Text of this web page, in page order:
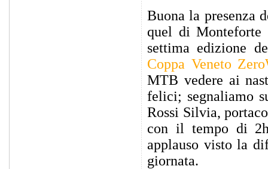
Buona la presenza
quel di
settima edizione
Coppa Veneto
MTB vedere ai
felici; segnaliamo
Rossi Silvia,
con il tempo di
applauso visto la
giornata.